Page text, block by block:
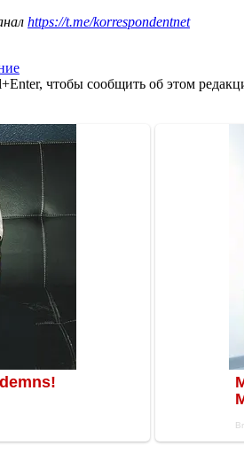
https://t.me/korrespondentnet
чтобы сообщить об этом